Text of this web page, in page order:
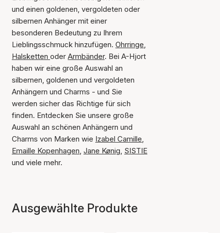
und einen goldenen, vergoldeten oder
silbernen Anhänger mit einer
besonderen Bedeutung zu Ihrem
Lieblingsschmuck hinzufügen. Ohrringe,
Halsketten oder Armbänder. Bei A-Hjort
haben wir eine große Auswahl an
silbernen, goldenen und vergoldeten
Anhängern und Charms - und Sie
werden sicher das Richtige für sich
finden. Entdecken Sie unsere große
Auswahl an schönen Anhängern und
Charms von Marken wie Izabel Camille,
Emaille Kopenhagen, Jane Kønig, SISTIE
und viele mehr.
Ausgewählte Produkte